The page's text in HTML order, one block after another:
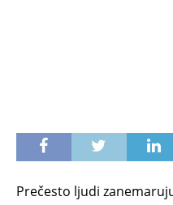
Prečesto ljudi